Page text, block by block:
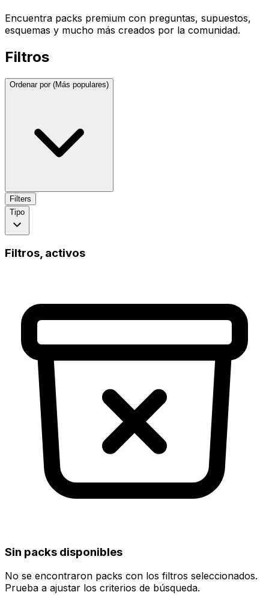
Encuentra packs premium con preguntas, supuestos,
esquemas y mucho más creados por la comunidad.
Filtros
Ordenar por (Más populares)
Filters
Tipo
Filtros, activos
Sin packs disponibles
No se encontraron packs con los filtros seleccionados.
Prueba a ajustar los criterios de búsqueda.